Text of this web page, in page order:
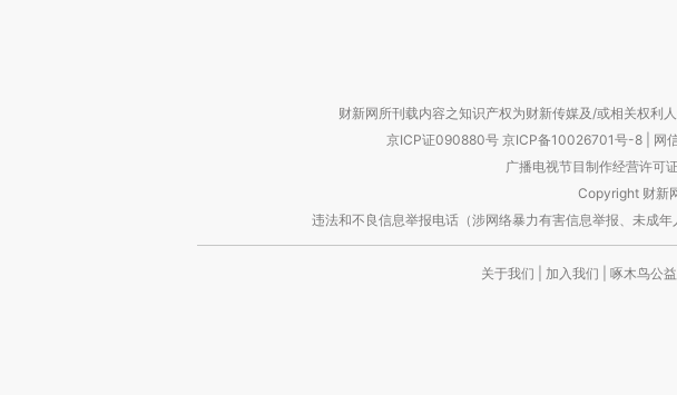
财新网所刊载内容之知识产权为财新传媒及/或相关权利
京ICP证090880号 京ICP备10026701号-8 网
广播电视节目制作经营许可
Copyright 财新
违法和不良信息举报电话（涉网络暴力有害信息举报、未
关于我们 加入我们 啄木鸟公